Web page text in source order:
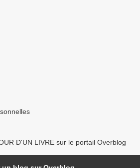
D'UN LIVRE sur le portail Overblog